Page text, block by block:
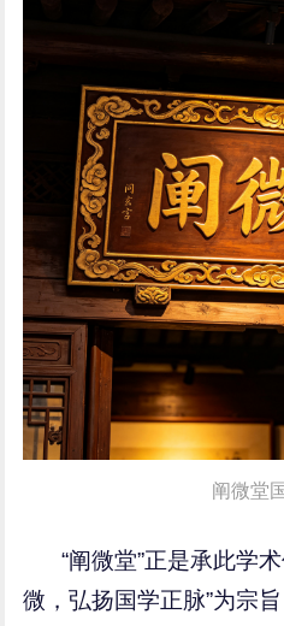
阐微堂
“阐微堂”正是承此学
微，弘扬国学正脉”为宗